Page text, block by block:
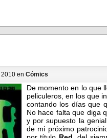
2010 en Cómics
De momento en lo que
peliculeros, en los que
contando los días que
No hace falta que diga
y por supuesto la
de mi próximo